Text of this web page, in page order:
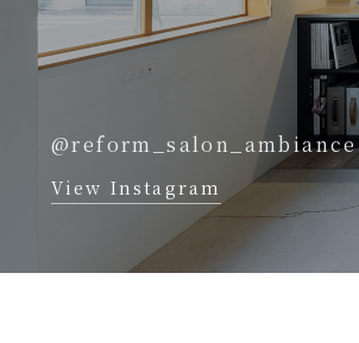
@reform_salon_ambiance
View Instagram